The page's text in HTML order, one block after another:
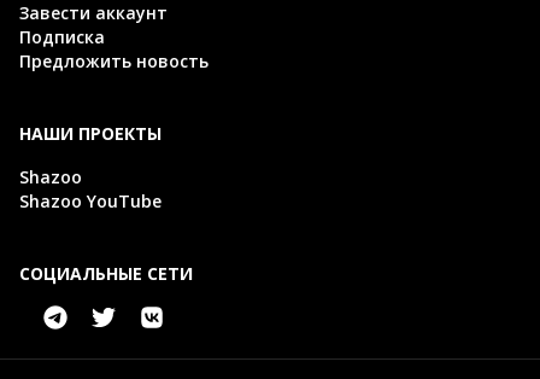
Завести аккаунт
Подписка
Предложить новость
НАШИ ПРОЕКТЫ
Shazoo
Shazoo YouTube
СОЦИАЛЬНЫЕ СЕТИ